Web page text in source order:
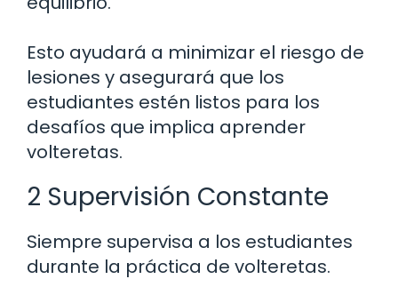
Esto ayudará a minimizar el riesgo de
lesiones y asegurará que los
estudiantes estén listos para los
desafíos que implica aprender
volteretas.
2 Supervisión Constante
Siempre supervisa a los estudiantes
durante la práctica de volteretas.